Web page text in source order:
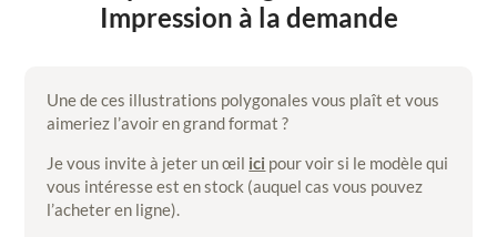
Impression à la demande
Une de ces illustrations polygonales vous plaît et vous
aimeriez l’avoir en grand format ?
Je vous invite à jeter un œil ici pour voir si le modèle qui
vous intéresse est en stock (auquel cas vous pouvez
l’acheter en ligne).